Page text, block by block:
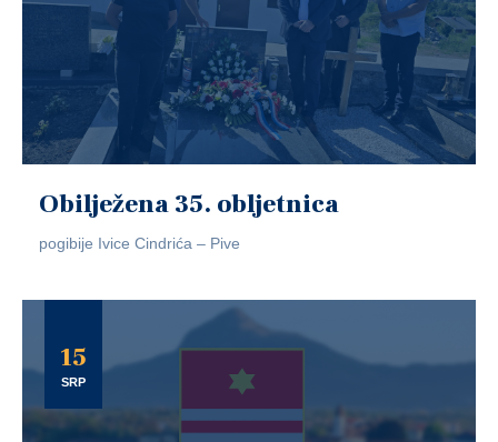
Obilježena 35. obljetnica
pogibije Ivice Cindrića – Pive
15
SRP